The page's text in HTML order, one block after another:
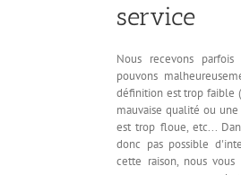
service
Nous recevons
pouvons
définition est trop faible
mauvaise qualité ou
est trop floue, etc...
donc pas possible
cette raison, nous